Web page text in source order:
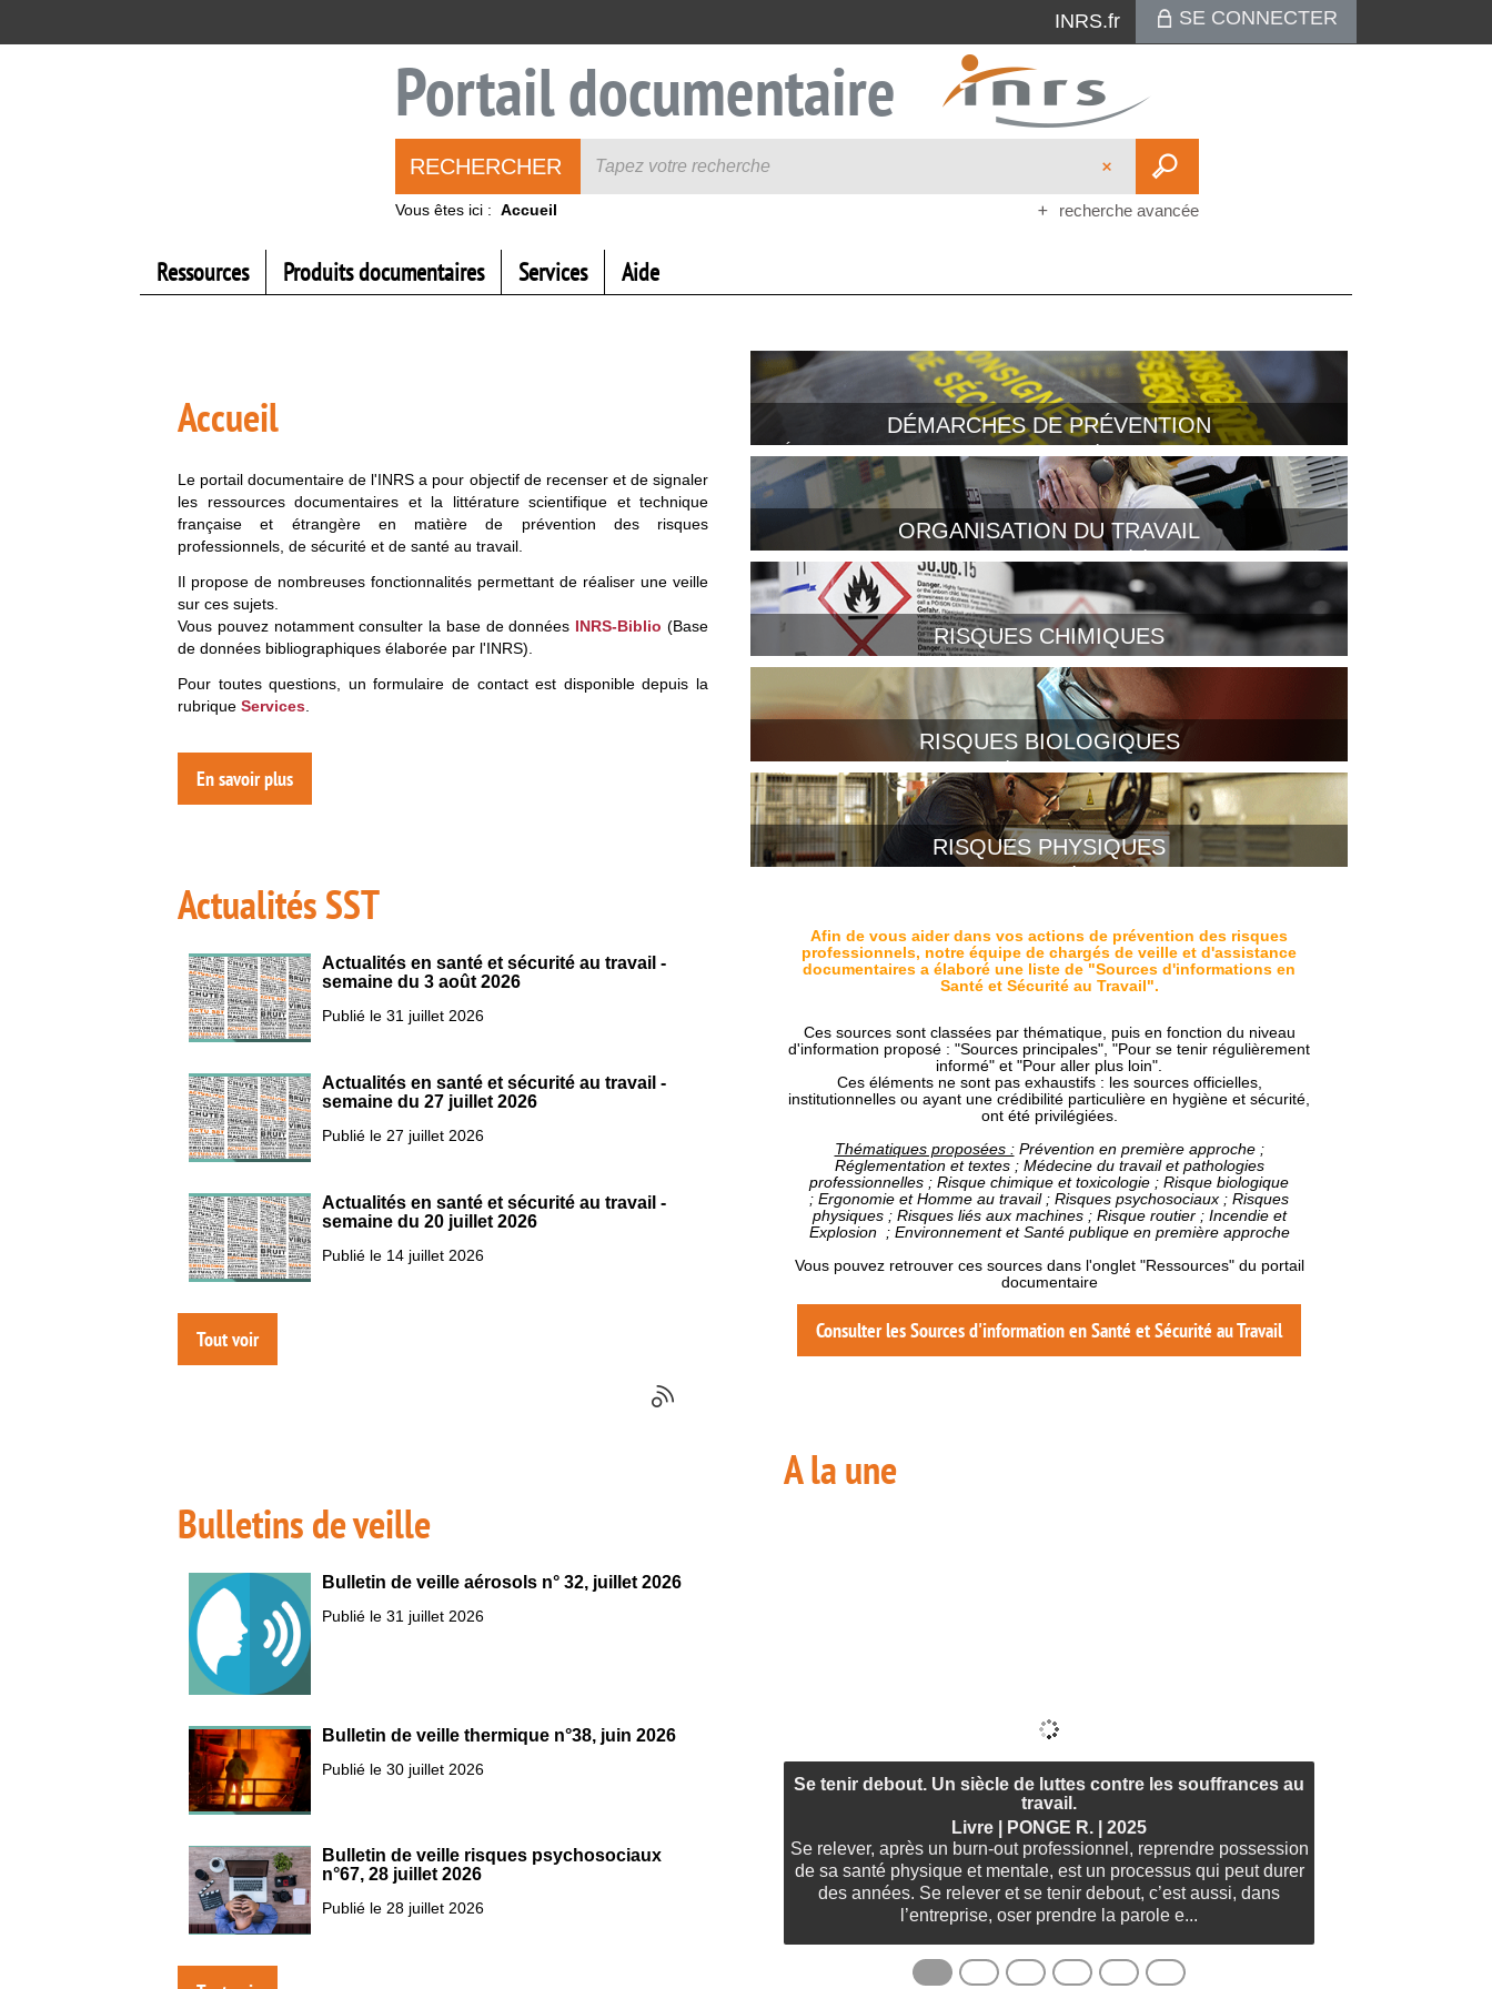
INRS.fr SE CONNECTER
Portail documentaire
RECHERCHER
recherche avancée
Vous êtes ici : Accueil
Ressources Produits documentaires Services Aide
Accueil
Le portail documentaire de l'INRS a pour objectif de recenser et de signaler
les ressources documentaires et la littérature scientifique et technique
française et étrangère en matière de prévention des risques
professionnels, de sécurité et de santé au travail.
Il propose de nombreuses fonctionnalités permettant de réaliser une veille
sur ces sujets.
Vous pouvez notamment consulter la base de données INRS-Biblio (Base
de données bibliographiques élaborée par l'INRS).
Pour toutes questions, un formulaire de contact est disponible depuis la
rubrique Services
En savoir plus
Actualités SST
Actualités en santé et sécurité au travail -
semaine du 3 août 2026
Publié le 31 juillet 2026
Actualités en santé et sécurité au travail -
semaine du 27 juillet 2026
Publié le 27 juillet 2026
Actualités en santé et sécurité au travail -
semaine du 20 juillet 2026
Publié le 14 juillet 2026
Tout voir
Bulletins de veille
Bulletin de veille aérosols n° 32, juillet 2026
Publié le 31 juillet 2026
Bulletin de veille thermique n°38, juin 2026
Publié le 30 juillet 2026
Bulletin de veille risques psychosociaux
n°67, 28 juillet 2026
Publié le 28 juillet 2026
DÉMARCHES DE PRÉVENTION
Évaluation des risques, acteurs de la prévention, bonnes pratiques...
ORGANISATION DU TRAVAIL
RPS, rythme de travail, TMS, télétravail...
RISQUES CHIMIQUES
Agents CMR, fibres et amiante, cancers professionnels, ventilation,
métrologie, valeurs limites...
RISQUES BIOLOGIQUES
Agents biologiques, bactéries, champignons, virus, infections,
intoxications, allergies, sang, environnement...
RISQUES PHYSIQUES
Afin de vous aider dans vos actions de prévention des risques
professionnels, notre équipe de chargés de veille et d'assistance
documentaires a élaboré une liste de "Sources d'informations en
Santé et Sécurité au Travail".
Ces sources sont classées par thématique, puis en fonction du niveau
d'information proposé : "Sources principales", "Pour se tenir régulièrement
informé" et "Pour aller plus loin".
Ces éléments ne sont pas exhaustifs : les sources officielles,
institutionnelles ou ayant une crédibilité particulière en hygiène et sécurité,
ont été privilégiées.
Thématiques proposées :Prévention en première approche ;
Réglementation et textes ; Médecine du travail et pathologies
professionnelles ; Risque chimique et toxicologie ; Risque biologique
; Ergonomie et Homme au travail ; Risques psychosociaux ; Risques
physiques ; Risques liés aux machines ; Risque routier ; Incendie et
Explosion ; Environnement et Santé publique en première approche
Vous pouvez retrouver ces sources dans l'onglet "Ressources" du portail
documentaire
Consulter les Sources d'information en Santé et Sécurité au Travail
A la une
Se tenir debout. Un siècle de luttes contre les souffrances au
travail.
Livre | PONGE R. | 2025
Se relever, après un burn-out professionnel, reprendre possession
de sa santé physique et mentale, est un processus qui peut durer
des années. Se relever et se tenir debout, c’est aussi, dans
l’entreprise, oser prendre la parole e...